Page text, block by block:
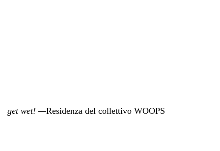
get wet! —Residenza del collettivo WOOPS